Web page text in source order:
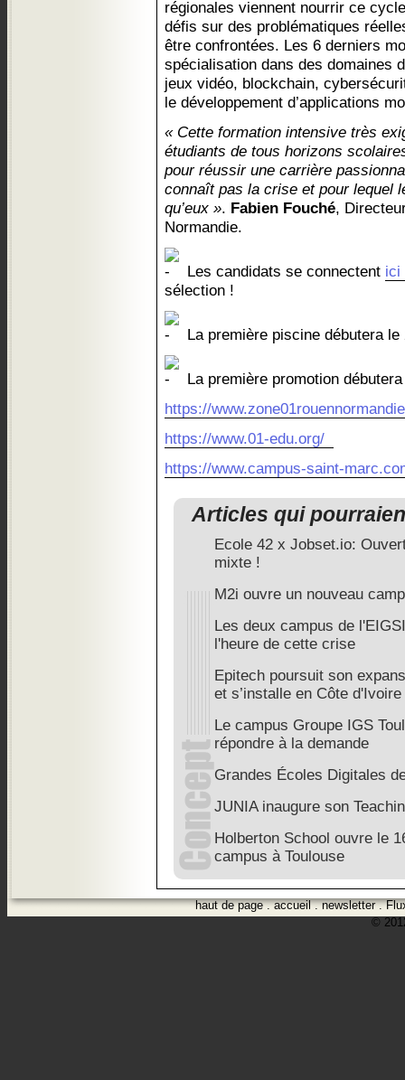
régionales viennent nourrir ce
défis sur des problématiques
être confrontées. Les 6 derniers
spécialisation dans des domaines
jeux vidéo, blockchain,
le développement d’applications
« Cette formation intensive très
étudiants de tous horizons
pour réussir une carrière
connaît pas la crise et pour lequel
qu’eux ». Fabien Fouché,
Normandie.
Les candidats se connectent ici
sélection !
La première piscine débutera
La première promotion
https://
https://www.01-edu.org/
https://www.campus-saint-
Articles qui
Ecole 42 x Jobset.io:
mixte !
M2i ouvre un nouveau
Les deux campus de
l'heure de cette crise
Epitech poursuit son
et s’installe en Côte d'Ivoire
Le campus Groupe IGS
répondre à la demande
Grandes Écoles Digitales
JUNIA inaugure son
Holberton School ouvre le
campus à Toulouse
haut de page.accueil.newsletter.
©